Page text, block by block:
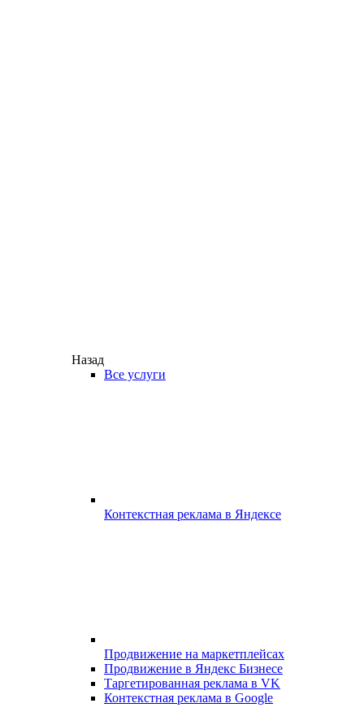
Назад
Все услуги
Контекстная реклама в Яндексе
Продвижение на маркетплейсах
Продвижение в Яндекс Бизнесе
Таргетированная реклама в VK
Контекстная реклама в Google